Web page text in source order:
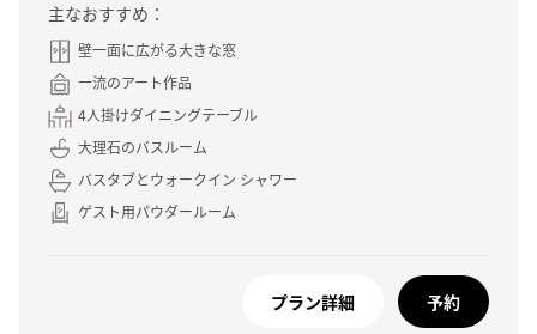
主なおすすめ：
壁一面に広がる大きな窓
一流のアート作品
4人掛けダイニングテーブル
大理石のバスルーム
バスタブとウォークイン シャワー
ゲスト用パウダールーム
プラン詳細 予約